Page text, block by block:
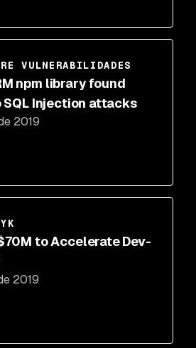
VULNERABILIDADES
npm library found
Injection attacks
2019
to Accelerate Dev-
2019